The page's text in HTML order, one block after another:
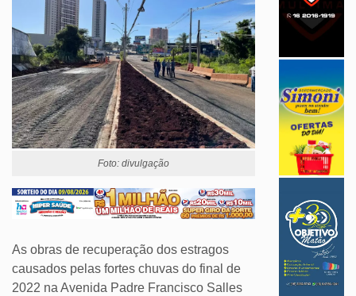
Foto: divulgação
As obras de recuperação dos estragos
causados pelas fortes chuvas do final de
2022 na Avenida Padre Francisco Salles